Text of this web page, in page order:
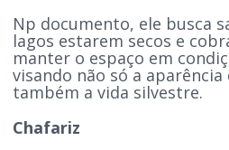
Np documento, ele busca
lagos estarem secos e
manter o espaço em
visando não só a aparência
também a vida silvestre.
Chafariz